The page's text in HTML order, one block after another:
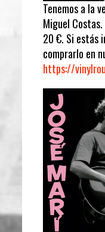
Tenemos a la
Miguel
20 €. Si estás
comprarlo en
https://